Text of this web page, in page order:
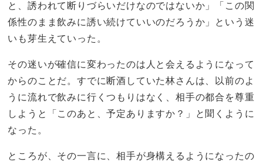
と、誘われて断りづらいだけなのではないか」「この関
係性のまま飲みに誘い続けていいのだろうか」という迷
いも芽生えていった。
その迷いが確信に変わったのは人と会えるようになって
からのことだ。すでに断酒していた林さんは、以前のよ
うに流れで飲みに行くつもりはなく、相手の都合を尊重
しようと「このあと、予定ありますか？」と聞くように
なった。
ところが、その一言に、相手が身構えるようになったの